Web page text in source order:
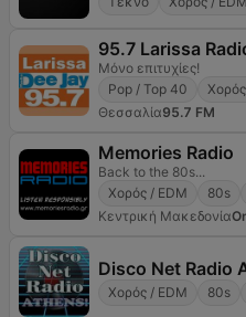
95.7 Larissa
Μόνο επιτυχίες!
Pop / Top 40
Θεσσαλία95.7 FM
Memories Radio
Back to the 80s...
Χορός / EDM
80s
Κεντρική Μακεδονία
Disco Net Radio
Χορός / EDM 80s